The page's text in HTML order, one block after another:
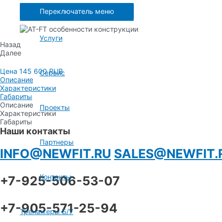
Переключатель меню
Услуги
Сервис
Проекты
Партнеры
Контакты
Тренажеры Б/У
Назад
Далее
Цена 145 600 RUB
Описание
Характеристики
Габариты
Описание
Характеристики
Габариты
Наши контакты
INFO@NEWFIT.RU
+7-925-506-53-07
+7-905-571-25-94